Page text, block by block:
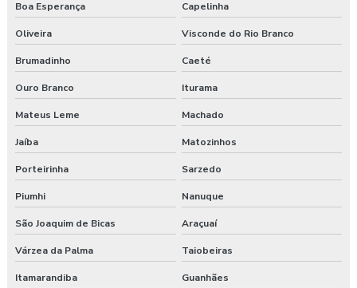
Pgr segurança do trabalho nr
Pgr segurança do trabalho nr 01
Pgr segurança do trabalho valor
Plano de atendimento a emergência
Plano de atendimento a emergência em obras
Programa de gerenciamento de riscos
Boa Esperança Capelinha
Oliveira Visconde do Rio Branco
Brumadinho Caeté
Ouro Branco Iturama
Mateus Leme Machado
Jaíba Matozinhos
Porteirinha Sarzedo
Piumhi Nanuque
São Joaquim de Bicas Araçuaí
Várzea da Palma Taiobeiras
Itamarandiba Guanhães